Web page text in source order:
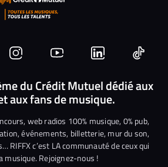
Nous
rejoindre
sur
Instagram
Nous
rejoindre
sur
YouTube
Nous
rejoindre
sur
Linkedin
Nous
du Crédit Mutuel dédié aux
aux fans de musique.
web radios 100% musique, 0% pub,
événements, billetterie, mur du son,
RIFFX c’est LA communauté de ceux qui
musique. Rejoignez-nous !